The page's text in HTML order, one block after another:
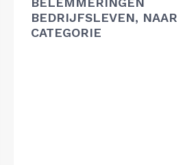
BEDRIJFSLEVEN, NAAR
CATEGORIE